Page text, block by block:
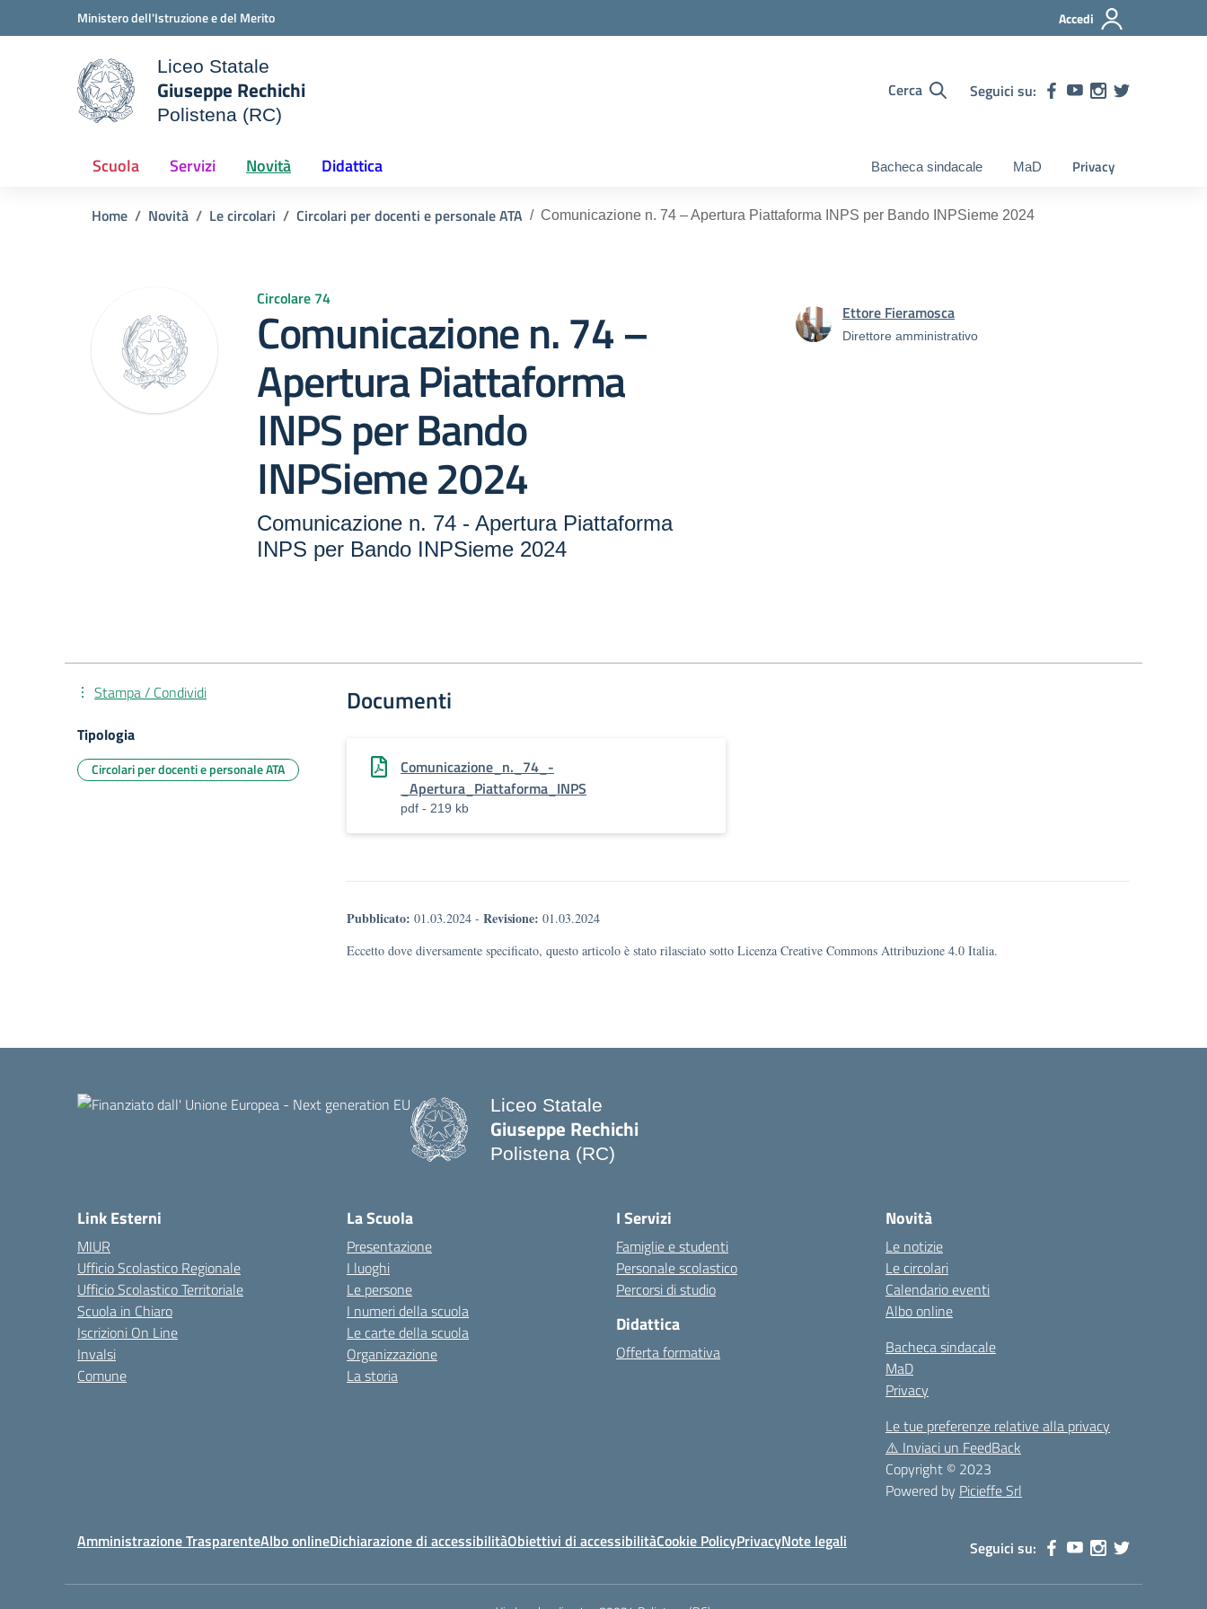
Vai ai contenuti
Vai al menu di navigazioneMinistero dell'Istruzione e del Merito Accedi
della scuola
Liceo Statale
Giuseppe Rechichi
Polistena (RC)
Cerca Seguici su:
Scuola Servizi Novità Didattica Bacheca sindacale MaD Privacy
Home Novità Le circolari Circolari per docenti e personale ATA Comunicazione n. 74 – Apertura Piattaforma INPS per Bando INPSieme 2024
Circolare 74
Comunicazione n. 74 –
Apertura Piattaforma
INPS per Bando
INPSieme 2024
Comunicazione n. 74 - Apertura Piattaforma
INPS per Bando INPSieme 2024
Ettore Fieramosca
Direttore amministrativo
Documenti
Comunicazione_n._74_-
_Apertura_Piattaforma_INPS
pdf - 219 kb
Pubblicato: 01.03.2024 - Revisione: 01.03.2024
Eccetto dove diversamente specificato, questo articolo è stato rilasciato sotto Licenza Creative Commons Attribuzione 4.0 Italia.
Stampa / Condividi
Tipologia
Circolari per docenti e personale ATA
Liceo Statale
Giuseppe Rechichi
Polistena (RC)
Link Esterni
MIUR
Ufficio Scolastico Regionale
Ufficio Scolastico Territoriale
Scuola in Chiaro
Iscrizioni On Line
Invalsi
Comune
La Scuola
Presentazione
I luoghi
Le persone
I numeri della scuola
Le carte della scuola
Organizzazione
La storia
I Servizi
Famiglie e studenti
Personale scolastico
Percorsi di studio
Didattica
Offerta formativa
Novità
Le notizie
Le circolari
Calendario eventi
Albo online
Bacheca sindacale
MaD
Privacy
Le tue preferenze relative alla privacy
⚠️ Inviaci un FeedBack
Copyright © 2023
Powered by Picieffe Srl
Amministrazione TrasparenteAlbo onlineDichiarazione di accessibilitàObiettivi di accessibilitàCookie PolicyPrivacyNote legali Seguici su: